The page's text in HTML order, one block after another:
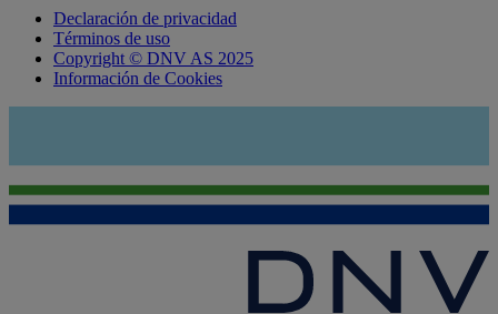
Declaración de privacidad
Términos de uso
Copyright © DNV AS 2025
Información de Cookies